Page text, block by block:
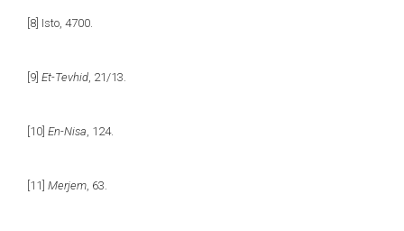
[8] Isto, 4700.
[9] Et-Tevhid , 21/13.
[10] En-Nisa , 124.
[11] Merjem , 63.